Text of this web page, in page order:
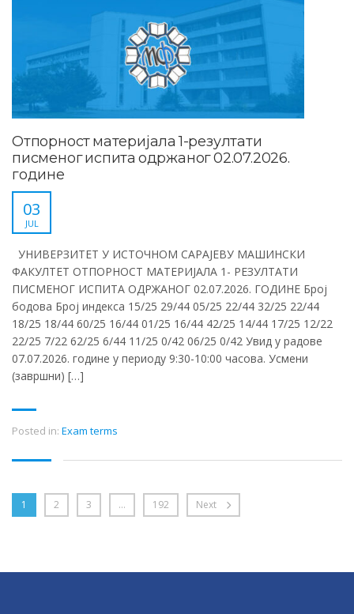
Отпорност материјала 1-резултати
писменог испита одржаног 02.07.2026.
године
03
JUL
УНИВЕРЗИТЕТ У ИСТОЧНОМ САРАЈЕВУ МАШИНСКИ
ФАКУЛТЕТ ОТПОРНОСТ МАТЕРИЈАЛА 1- РЕЗУЛТАТИ
ПИСМЕНОГ ИСПИТА ОДРЖАНОГ 02.07.2026. ГОДИНЕ Број
бодова Број индекса 15/25 29/44 05/25 22/44 32/25 22/44
18/25 18/44 60/25 16/44 01/25 16/44 42/25 14/44 17/25 12/22
22/25 7/22 62/25 6/44 11/25 0/42 06/25 0/42 Увид у радове
07.07.2026. године у периоду 9:30-10:00 часова. Усмени
(завршни) […]
Posted in: Exam terms
1 2 3 … 192 Next